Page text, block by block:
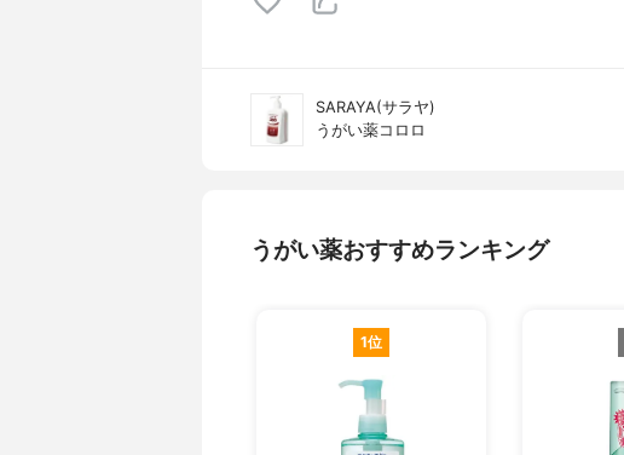
SARAYA(サラヤ)
うがい薬コロロ
うがい薬おすすめランキング
1位